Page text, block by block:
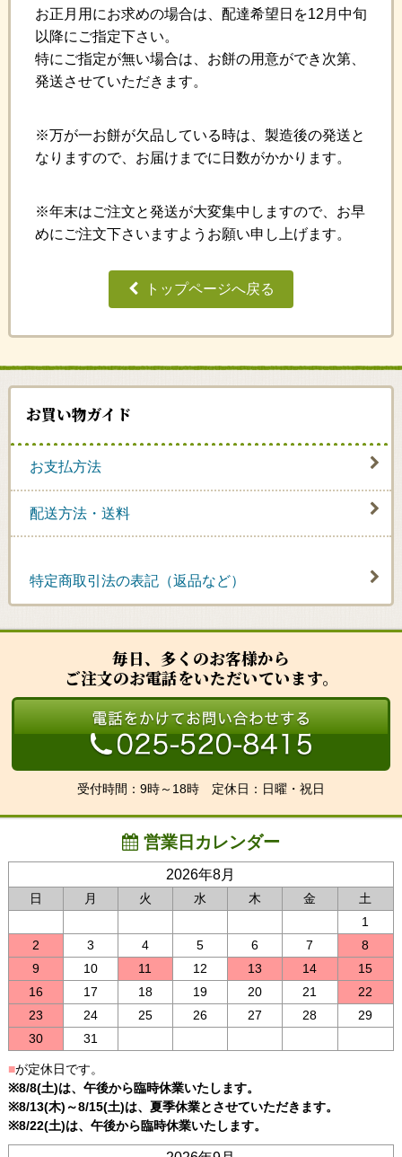
お正月用にお求めの場合は、配達希望日を12月中旬
以降にご指定下さい。
特にご指定が無い場合は、お餅の用意ができ次第、
発送させていただきます。
※万が一お餅が欠品している時は、製造後の発送と
なりますので、お届けまでに日数がかかります。
※年末はご注文と発送が大変集中しますので、お早
めにご注文下さいますようお願い申し上げます。
トップページへ戻る
お買い物ガイド
お支払方法
配送方法・送料
特定商取引法の表記（返品など）
毎日、多くのお客様から
ご注文のお電話をいただいています。
受付時間：9時～18時 定休日：日曜・祝日
営業日カレンダー
2026年8月
日 月 火 水 木 金
土
1
2
3 4 5 6 7
8
9
10 11 12 13 14
15
16
17 18 19 20 21
22
23
24 25 26 27 28
29
30
31
■が定休日です。
※8/8(土)は、午後から臨時休業いたします。
※8/13(木)～8/15(土)は、夏季休業とさせていただきます。
※8/22(土)は、午後から臨時休業いたします。